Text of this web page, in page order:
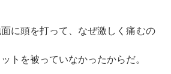
に頭を打って、なぜ激しく痛むの
トを被っていなかったからだ。